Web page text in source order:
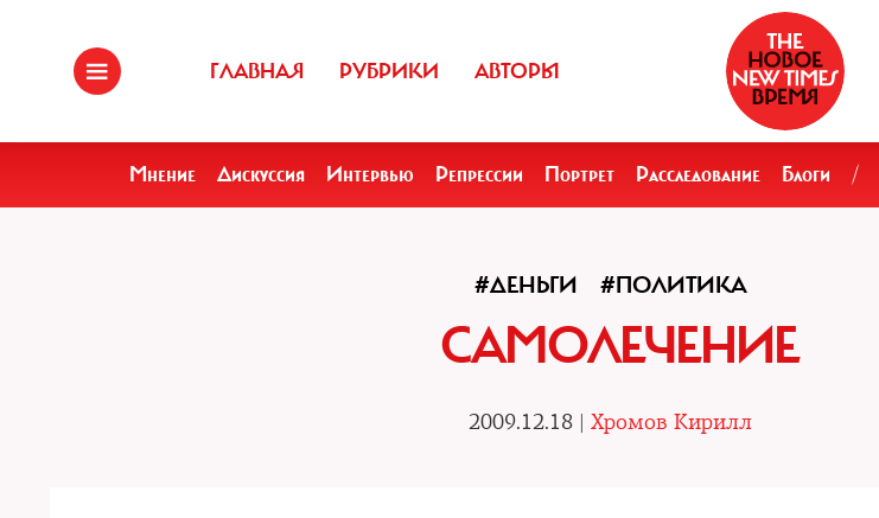
ГЛАВНАЯ РУБРИКИ АВТОРЫ
Мнение Дискуссия Интервью Репрессии Портрет Расследование Блоги /
#ДЕНЬГИ #ПОЛИТИКА
САМОЛЕЧЕНИЕ
2009.12.18 | Хромов Кирилл